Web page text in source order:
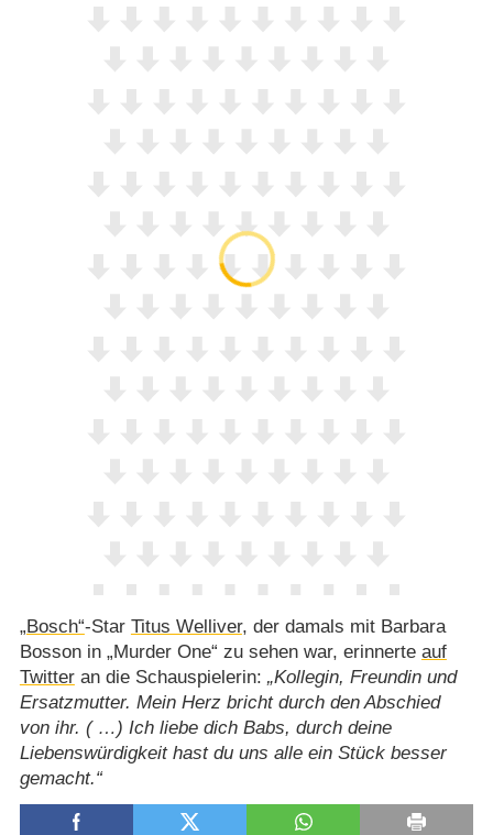
„Bosch“-Star Titus Welliver, der damals mit Barbara
Bosson in „Murder One“ zu sehen war, erinnerte auf
Twitteran die Schauspielerin:
Kollegin, Freundin und
Ersatzmutter. Mein Herz bricht durch den Abschied
von ihr. ( …) Ich liebe dich Babs, durch deine
Liebenswürdigkeit hast du uns alle ein Stück besser
gemacht.